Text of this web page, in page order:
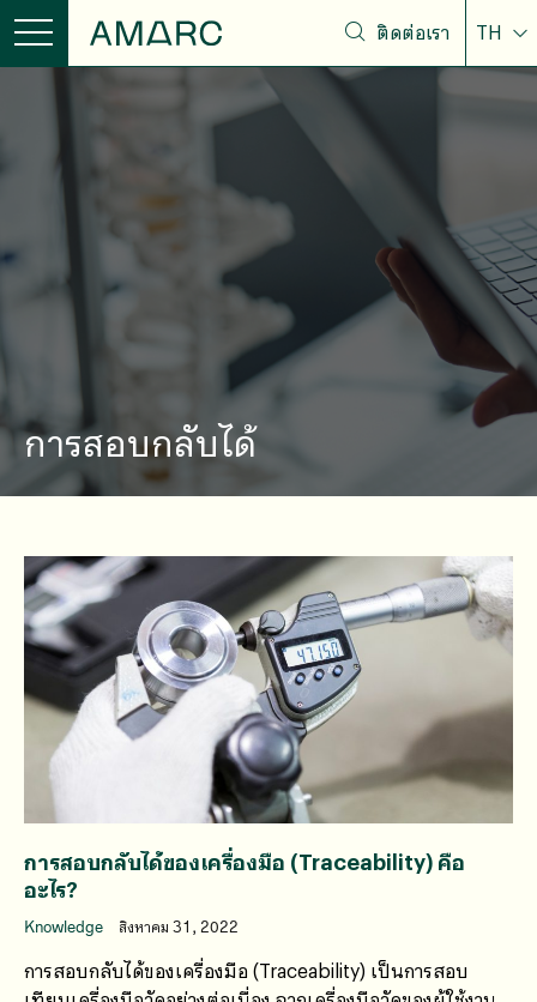
ติดต่อเรา TH
การสอบกลับได้
การสอบกลับได้ของเครื่องมือ (Traceability) คือ
อะไร?
Knowledge สิงหาคม 31, 2022
การสอบกลับได้ของเครื่องมือ (Traceability) เป็นการสอบ